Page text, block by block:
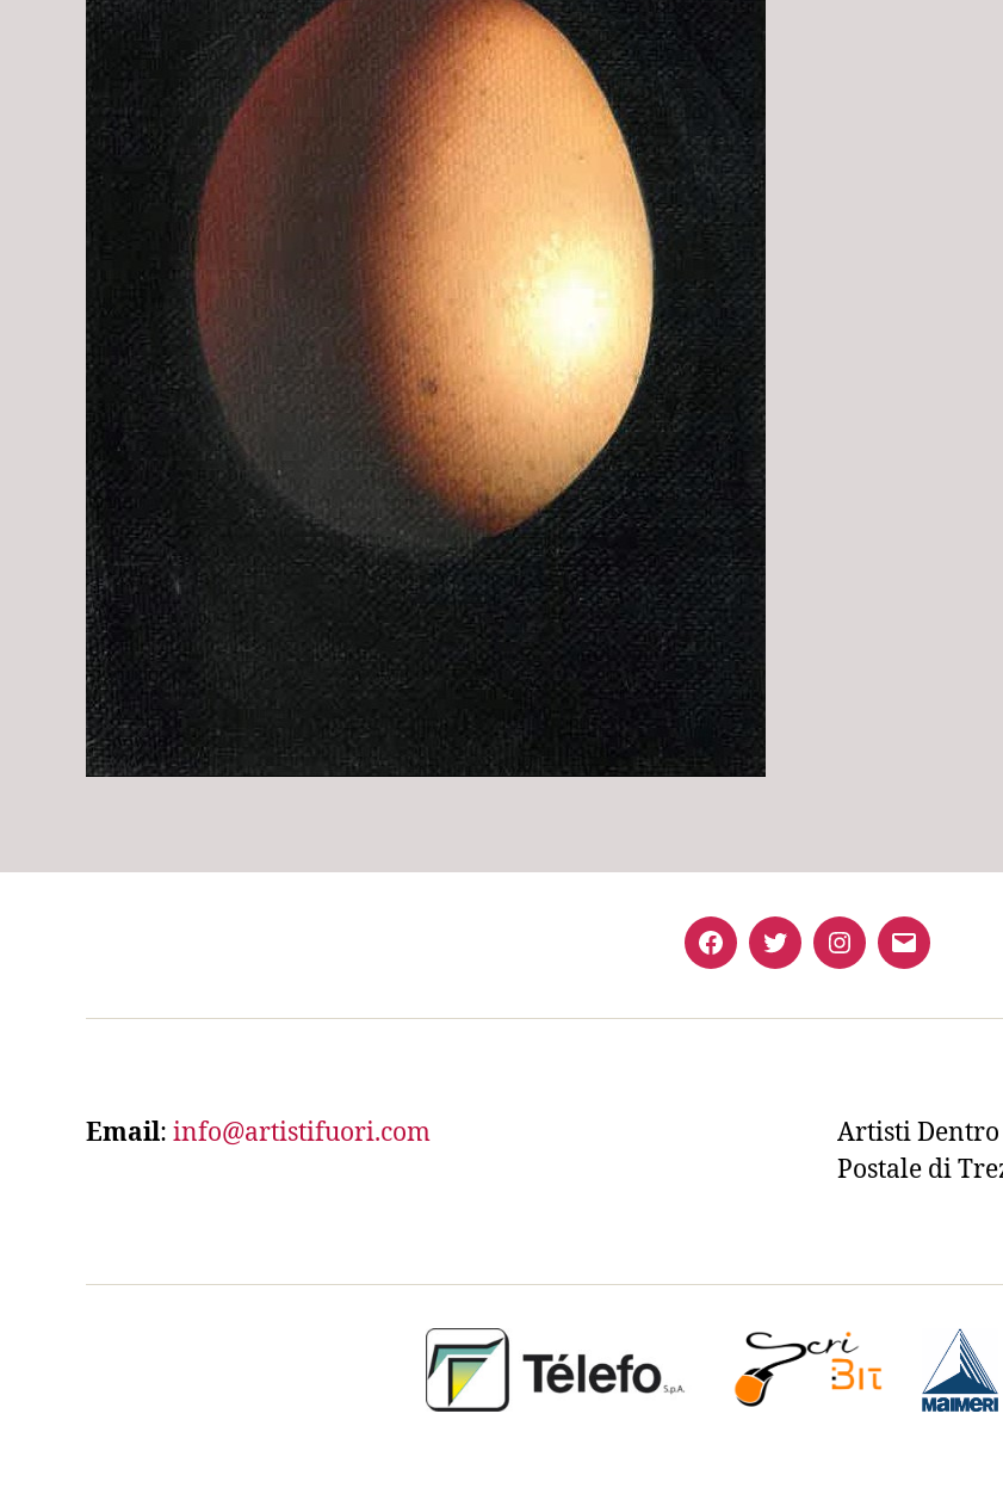
FacebookTwitterInstagram
Email
Email: info@artistifuori.com
Artisti Dentro
Postale di